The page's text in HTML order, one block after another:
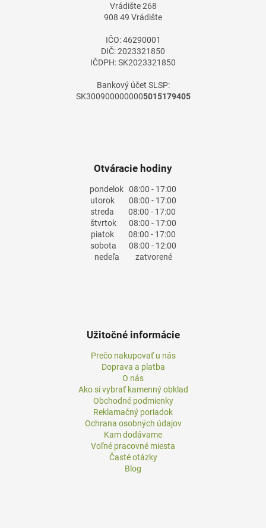
Vrádište 268
908 49 Vrádište
IČO: 46290001
DIČ: 2023321850
IČDPH: SK2023321850
Bankový účet SLSP:
SK3009000000005015179405
Otváracie hodiny
pondelok 08:00 - 17:00
utorok08:00 - 17:00
streda 08:00 - 17:00
štvrtok08:00 - 17:00
piatok08:00 - 17:00
sobota 08:00 - 12:00
nedeľa zatvorené
Užitočné informácie
Prečo nakupovať u nás
Doprava a platba
O nás
Ako si vybrať kamenný obklad
Obchodné podmienky
Reklamačný poriadok
Ochrana osobných údajov
Kam dodávame
Voľné pracovné miesta
Časté otázky
Blog